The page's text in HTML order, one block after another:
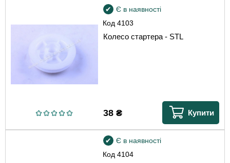
Код4103
Є в наявності
Колесо стартера - STL
38₴ Купити
Код4104
Є в наявності